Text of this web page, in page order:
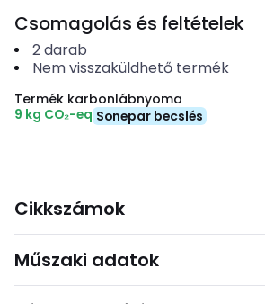
Csomagolás és feltételek
2darab
Nem visszaküldhető termék
Termék karbonlábnyoma
9 kg CO₂-eq Sonepar becslés
Cikkszámok
Műszaki adatok